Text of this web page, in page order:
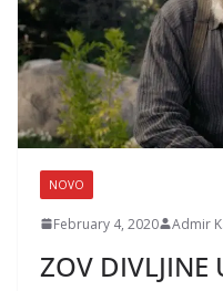
NOVO
February 4, 2020 Admir K.
ZOV DIVLJINE